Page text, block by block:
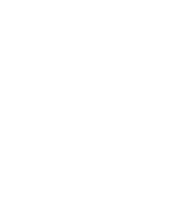
адгезии покрытий
покрытий
покрытий
твердости и стойкости к